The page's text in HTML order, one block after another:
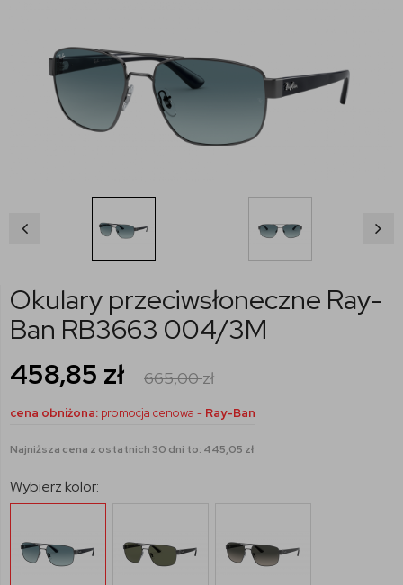
Okulary przeciwsłoneczne Ray-
Ban RB3663 004/3M
458,85 zł 665,00zł
cena obniżona: promocja cenowa - Ray-Ban
Najniższa cena z ostatnich 30 dni to: 445,05 zł
Wybierz kolor: